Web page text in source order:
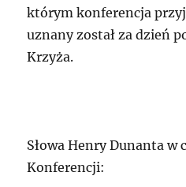
którym konferencja
uznany został za dzień
Krzyża.
Słowa Henry Dunanta w
Konferencji: